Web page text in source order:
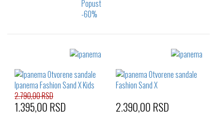
Izaberi željeni broj: Izaberi željeni broj:
2.790,00 RSD
1.395,00 RSD 2.390,00 RSD